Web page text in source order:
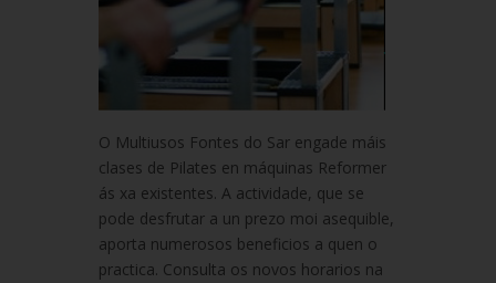
O Multiusos Fontes do Sar engade máis
clases de Pilates en máquinas Reformer
ás xa existentes. A actividade, que se
pode desfrutar a un prezo moi asequible,
aporta numerosos beneficios a quen o
practica. Consulta os novos horarios na